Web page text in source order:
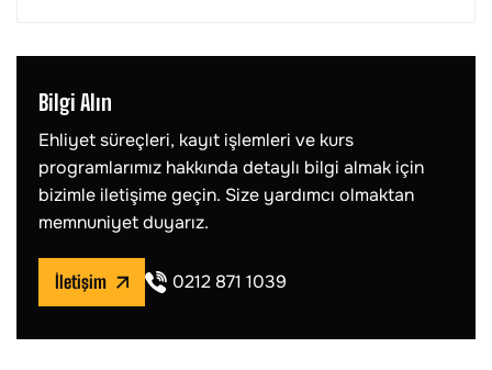
Bilgi Alın
Ehliyet süreçleri, kayıt işlemleri ve kurs
programlarımız hakkında detaylı bilgi almak için
bizimle iletişime geçin. Size yardımcı olmaktan
memnuniyet duyarız.
İletişim 0212 871 1039